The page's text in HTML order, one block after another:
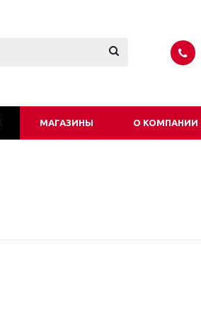
МАГАЗИНЫ О КОМПАНИИ